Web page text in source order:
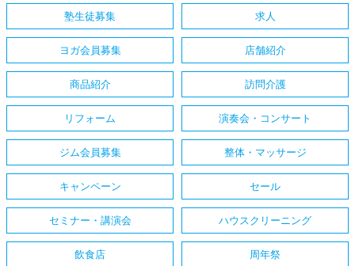
塾生徒募集 求人
ヨガ会員募集 店舗紹介
商品紹介 訪問介護
リフォーム 演奏会・コンサート
ジム会員募集 整体・マッサージ
キャンペーン セール
セミナー・講演会 ハウスクリーニング
飲食店 周年祭